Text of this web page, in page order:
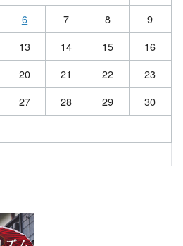
6 7 8
9
13 14 15
16
20 21 22
23
27 28 29
30